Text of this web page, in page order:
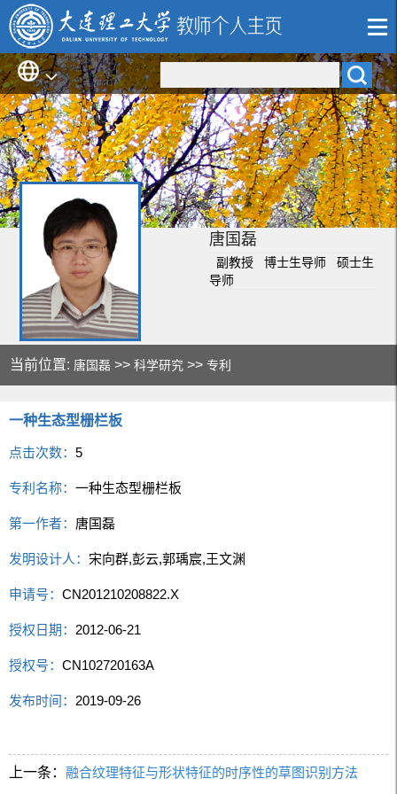
唐国磊
副教授 博士生导师 硕士生
导师
当前位置: 唐国磊 >>科学研究 >>专利
一种生态型栅栏板
点击次数：5
专利名称：一种生态型栅栏板
第一作者： 唐国磊
发明设计人： 宋向群,彭云,郭瑀宸,王文渊
申请号：CN201210208822.X
授权日期： 2012-06-21
授权号：CN102720163A
发布时间： 2019-09-26
上一条：融合纹理特征与形状特征的时序性的草图识别方法